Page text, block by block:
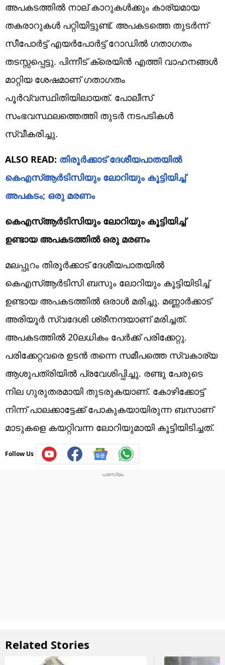
അപകടത്തിൽ നാല് കാറുകൾക്കും കാര്യമായ
തകരാറുകൾ പറ്റിയിട്ടുണ്ട്. അപകടത്തെ തുടർന്ന്
സീപോർട്ട് എയർപോർട്ട് റോഡിൽ ​ഗതാ​ഗതം
തടസ്സപ്പെട്ടു. പിന്നീട് ക്രെയിൻ എത്തി വാഹനങ്ങൾ
മാറ്റിയ ശേഷമാണ് ഗതാ​ഗതം
പൂർവ്വസ്ഥിതിയിലായത്. പോലീസ്
സംഭവസ്ഥലത്തെത്തി തുടർ നടപടികൾ
സ്വീകരിച്ചു.
ALSO READ: തിരൂർക്കാട് ദേശീയപാതയിൽ
കെഎസ്ആർടിസിയും ലോറിയും കൂട്ടിയിച്ച്
അപകടം; ഒരു മരണം
കെഎസ്ആര്‍ടിസിയും ലോറിയും കൂട്ടിയിച്ച്
ഉണ്ടായ അപകടത്തിൽ ഒരു മരണം
മലപ്പുറം തിരൂര്‍ക്കാട് ദേശീയപാതയില്‍
കെഎസ്ആര്‍ടിസി ബസും ലോറിയും കൂട്ടിയിടിച്ച്
ഉണ്ടായ അപകടത്തിൽ ഒരാള്‍ മരിച്ചു. മണ്ണാര്‍ക്കാട്
അരിയൂര്‍ സ്വദേശി ശ്രീനന്ദയാണ് മരിച്ചത്.
അപകടത്തിൽ 20ലധികം പേര്‍ക്ക് പരിക്കേറ്റു.
പരിക്കേറ്റവരെ ഉടൻ തന്നെ സമീപത്തെ സ്വകാര്യ
ആശുപത്രിയില്‍ പ്രവേശിപ്പിച്ചു. രണ്ടു പേരുടെ
നില ഗുരുതരമായി തുടരുകയാണ്. കോഴിക്കോട്ട്
നിന്ന് പാലക്കാട്ടേക്ക് പോകുകയായിരുന്ന ബസാണ്
മാടുകളെ കയറ്റിവന്ന ലോറിയുമായി കൂട്ടിയിടിച്ചത്.
Follow Us
Related Stories